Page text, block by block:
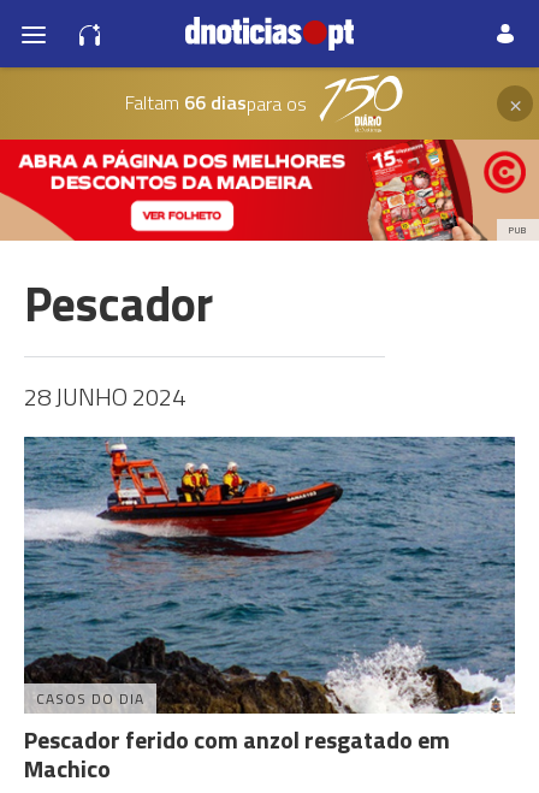
Faltam 66 diaspara os ×
PUB
Pescador
28 JUNHO 2024
CASOS DO DIA
Pescador ferido com anzol resgatado em
Machico